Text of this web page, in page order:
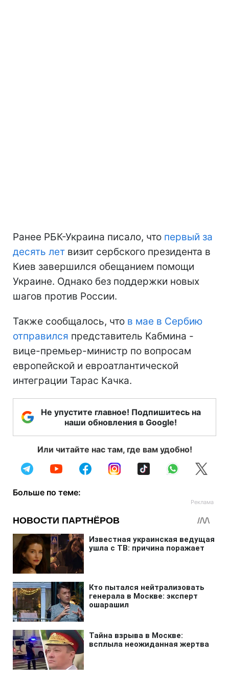
Ранее РБК-Украина писало, что первый за
десять лет визит сербского президента в
Киев завершился обещанием помощи
Украине. Однако без поддержки новых
шагов против России.
Также сообщалось, что в мае в Сербию
отправился представитель Кабмина -
вице-премьер-министр по вопросам
европейской и евроатлантической
интеграции Тарас Качка.
Не упустите главное! Подпишитесь на
наши обновления в Google!
Или читайте нас там, где вам удобно!
Больше по теме: